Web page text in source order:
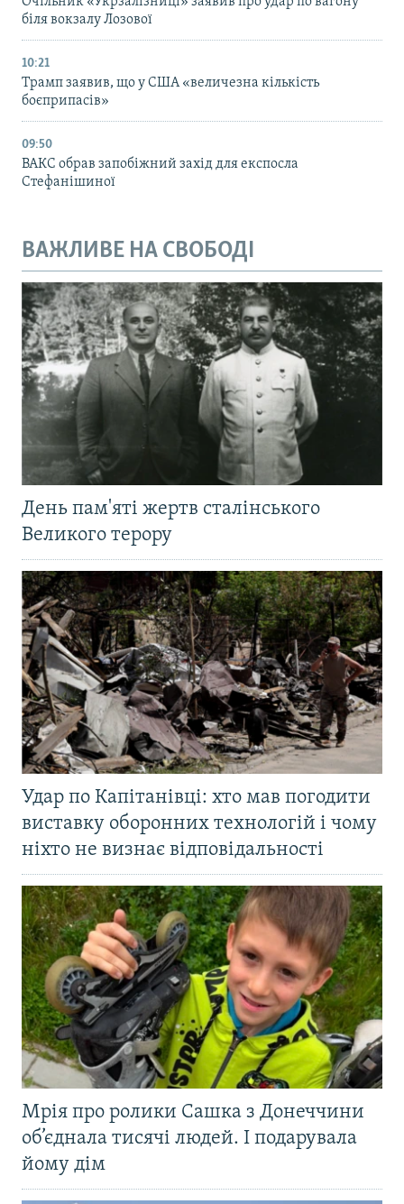
біля вокзалу Лозової
10:21
Трамп заявив, що у США «величезна кількість
боєприпасів»
09:50
ВАКС обрав запобіжний захід для експосла
Стефанішиної
ВАЖЛИВЕ НА СВОБОДІ
День пам'яті жертв сталінського
Великого терору
Удар по Капітанівці: хто мав погодити
виставку оборонних технологій і чому
ніхто не визнає відповідальності
Мрія про ролики Сашка з Донеччини
об’єднала тисячі людей. І подарувала
йому дім